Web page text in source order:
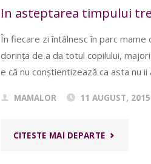
In asteptarea timpului
În fiecare zi întâlnesc în parc mame
dorința de a da totul copilului,
e că nu conștientizează ca asta nu
MAMALOR 11 AUGUST, 2015
CITESTE MAI DEPARTE"IN